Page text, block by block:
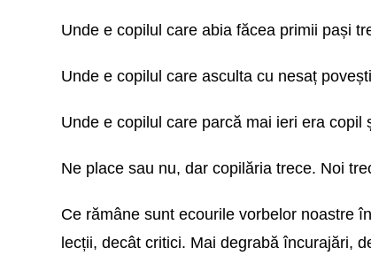
Unde e copilul care abia făcea primii pași
Unde e copilul care asculta cu nesaț
Unde e copilul care parcă mai ieri era
Ne place sau nu, dar copilăria trece. Noi
Ce rămâne sunt ecourile vorbelor noastre
lecții, decât critici. Mai degrabă încurajări,